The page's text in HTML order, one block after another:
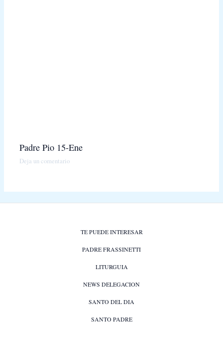
Padre Pio 15-Ene
Deja un comentario
TE PUEDE INTERESAR
PADRE FRASSINETTI
LITURGUIA
NEWS DELEGACION
SANTO DEL DIA
SANTO PADRE